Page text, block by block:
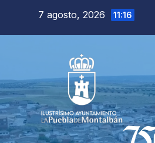
7 agosto, 2026 11:16